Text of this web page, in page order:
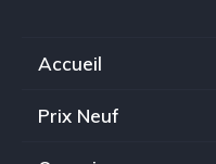
Accueil
Prix Neuf